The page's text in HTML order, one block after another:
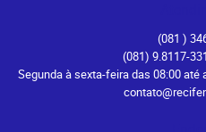
(081 )
(081) 9.8117-
Segunda à sexta-feira das 08:00 até